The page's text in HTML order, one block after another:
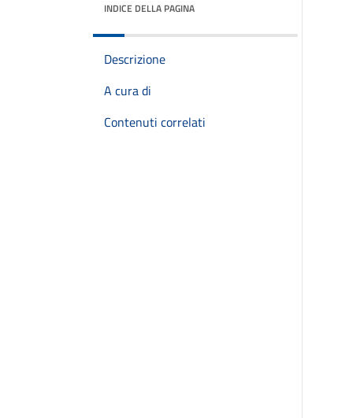
INDICE DELLA PAGINA
Descrizione
A cura di
Contenuti correlati